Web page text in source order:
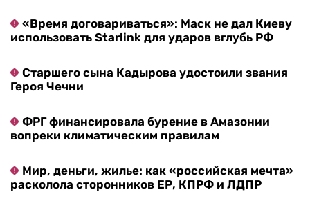
«Время договариваться»: Маск не дал Киеву
использовать Starlink для ударов вглубь РФ
Старшего сына Кадырова удостоили звания
Героя Чечни
ФРГ финансировала бурение в Амазонии
вопреки климатическим правилам
Мир, деньги, жилье: как «российская мечта»
расколола сторонников ЕР, КПРФ и ЛДПР